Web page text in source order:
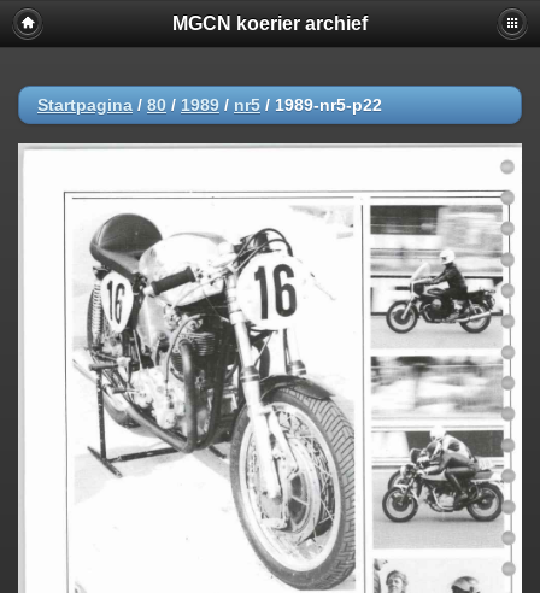
MGCN koerier archief
Startpagina / 80 / 1989 / nr5 / 1989-nr5-p22